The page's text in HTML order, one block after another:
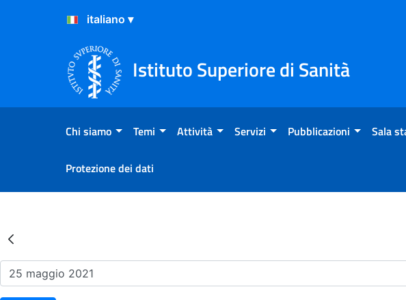
Salta al Contenuto
Salta al Footer
Istituto Superiore di Sanità
Chi siamo Temi Attività Servizi Pubblicazioni Sala
Protezione dei dati
Risultati della Ricerca - Eventi